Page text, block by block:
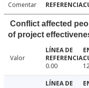
Comentar
Conflict affected
of project
Valor
0.00